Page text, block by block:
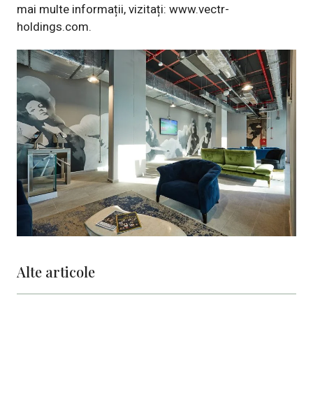
Alte articole
mai multe informații, vizitați: www.vectr-
holdings.com.